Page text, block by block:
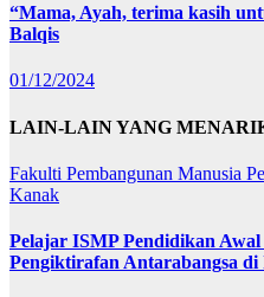
“Mama, Ayah, terima kasih
Balqis
01/12/2024
LAIN-LAIN YANG
Fakulti Pembangunan Manusia
Kanak
Pelajar ISMP Pendidikan
Pengiktirafan Antarabangsa